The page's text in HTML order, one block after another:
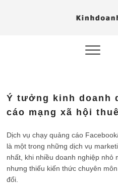
Ý tưởng kinh doanh
cáo mạng xã hội
Dịch vụ chạy quảng cáo
là một trong những dịch vụ
nhất, khi nhiều doanh nghiệp nhỏ
nhưng thiếu kiến thức chuyên
đổi.